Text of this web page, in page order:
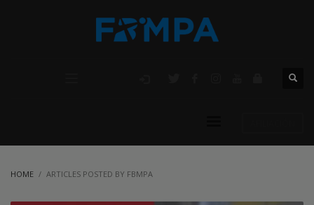
HOME ARTICLES POSTED BY FBMPA